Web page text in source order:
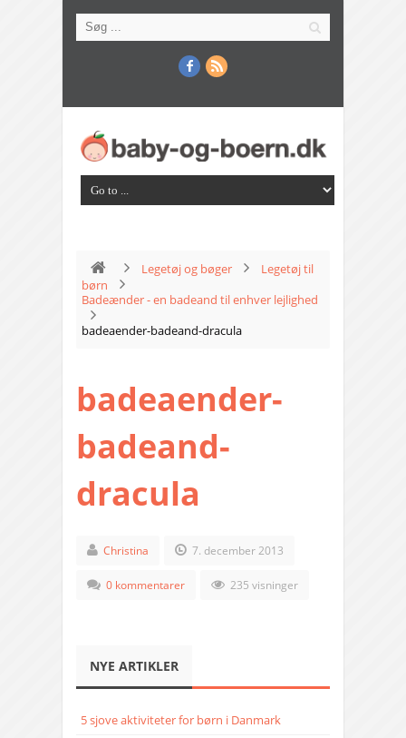
Legetøj og bøger
Legetøj til
børn
Badeænder - en badeand til enhver lejlighed
badeaender-badeand-dracula
badeaender-
badeand-
dracula
Christina 7. december 2013
0 kommentarer 235 visninger
NYE ARTIKLER
5 sjove aktiviteter for børn i Danmark